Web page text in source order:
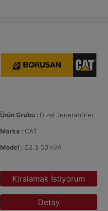
Ürün Grubu : Dizel Jeneratörler
Marka : CAT
Model : C3.3 50 kVA
Kiralamak İstiyorum
Detay